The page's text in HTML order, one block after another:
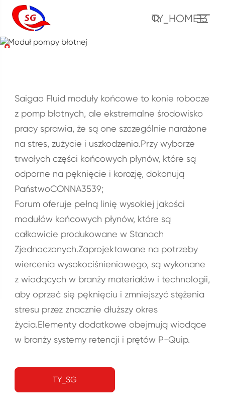
TY_HOME13
Moduł pompy błotnej
Saigao Fluid moduły końcowe to konie robocze
z pomp błotnych, ale ekstremalne środowisko
pracy sprawia, że są one szczególnie narażone
na stres, zużycie i uszkodzenia.Przy wyborze
trwałych części końcowych płynów, które są
odporne na pęknięcie i korozję, dokonują
PaństwoCONNA3539;
Forum oferuje pełną linię wysokiej jakości
modułów końcowych płynów, które są
całkowicie produkowane w Stanach
Zjednoczonych.Zaprojektowane na potrzeby
wiercenia wysokociśnieniowego, są wykonane
z wiodących w branży materiałów i technologii,
aby oprzeć się pęknięciu i zmniejszyć stężenia
stresu przez znacznie dłuższy okres
życia.Elementy dodatkowe obejmują wiodące
w branży systemy retencji i prętów P-Quip.
TY_SG